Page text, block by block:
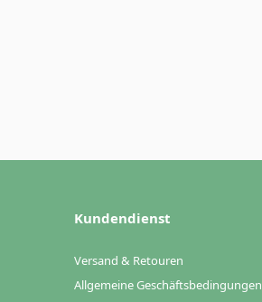
Kundendienst
Versand & Retouren
Allgemeine Geschäftsbedingungen